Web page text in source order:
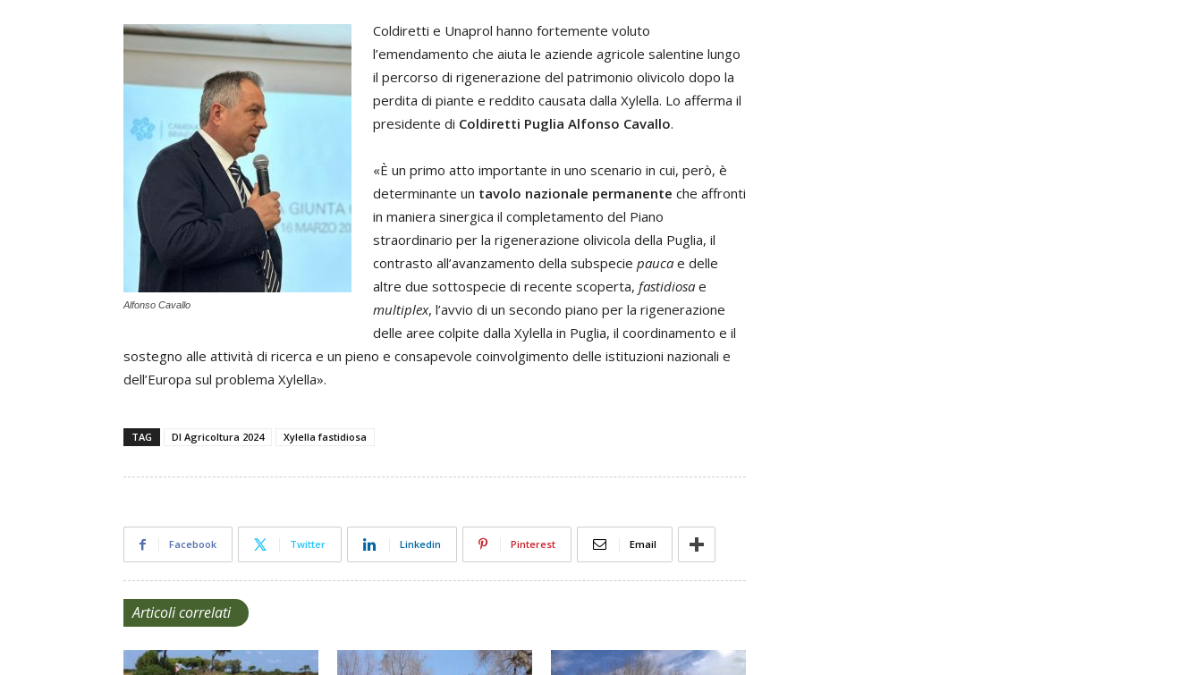
Alfonso Cavallo
Coldiretti e Unaprol hanno fortemente voluto
l’emendamento che aiuta le aziende agricole salentine lungo
il percorso di rigenerazione del patrimonio olivicolo dopo la
perdita di piante e reddito causata dalla Xylella. Lo afferma il
presidente di Coldiretti Puglia Alfonso Cavallo.
«È un primo atto importante in uno scenario in cui, però, è
determinante un tavolo nazionale permanente che affronti
in maniera sinergica il completamento del Piano
straordinario per la rigenerazione olivicola della Puglia, il
contrasto all’avanzamento della subspecie pauca e delle
altre due sottospecie di recente scoperta, fastidiosa e
multiplex, l’avvio di un secondo piano per la rigenerazione
delle aree colpite dalla Xylella in Puglia, il coordinamento e il
sostegno alle attività di ricerca e un pieno e consapevole coinvolgimento delle istituzioni nazionali e
dell’Europa sul problema Xylella».
TAG Dl Agricoltura 2024 Xylella fastidiosa
Facebook Twitter Linkedin Pinterest Email
Articoli correlati